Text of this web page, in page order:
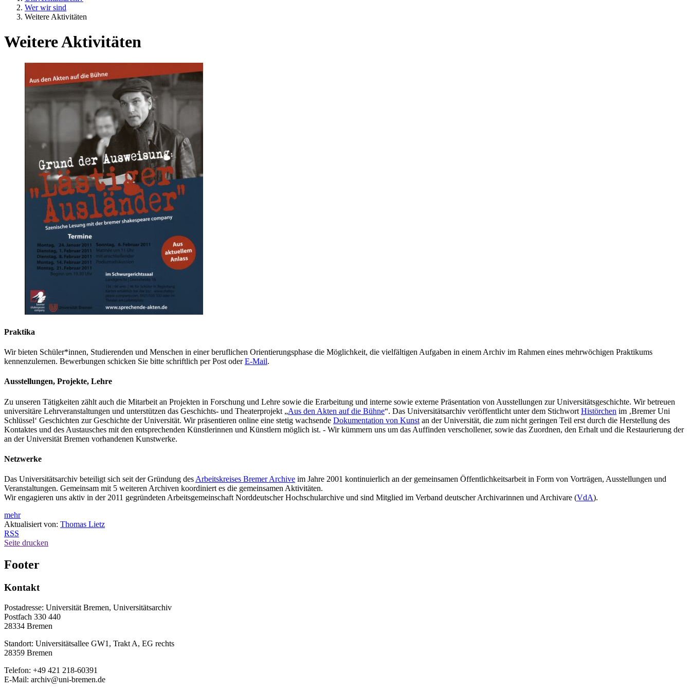
Wer wir sind
Weitere Aktivitäten
Weitere Aktivitäten
Praktika
Wir bieten Schüler*innen, Studierenden und Menschen in einer beruflichen Orientierungsphase die Möglichkeit, die vielfältigen Aufgaben in einem Archiv im Rahmen eines mehrwöchigen Praktikums
kennenzulernen. Bewerbungen schicken Sie bitte schriftlich per Post oderE-Mail.
Ausstellungen, Projekte, Lehre
Zu unseren Tätigkeiten zählt auch die Mitarbeit an Projekten in Forschung und Lehre sowie die Erarbeitung und interne sowie externe Präsentation von Ausstellungen zur Universitätsgeschichte. Wir betreuen
universitäre Lehrveranstaltungen und unterstützen das Geschichts- und Theaterprojekt „Aus den Akten auf die Bühne“. Das Universitätsarchiv veröffentlicht unter dem Stichwort Histörchen im ‚Bremer Uni
Schlüssel‘ Geschichten zur Geschichte der Universität. Wir präsentieren online eine stetig wachsende Dokumentation von Kunst an der Universität, die zum nicht geringen Teil erst durch die Herstellung des
Kontaktes und des Austausches mit den entsprechenden Künstlerinnen und Künstlern möglich ist. - Wir kümmern uns um das Auffinden verschollener, sowie das Zuordnen, den Erhalt und die Restaurierung der
an der Universität Bremen vorhandenen Kunstwerke.
Netzwerke
Das Universitätsarchiv beteiligt sich seit der Gründung des Arbeitskreises Bremer Archive im Jahre 2001 kontinuierlich an der gemeinsamen Öffentlichkeitsarbeit in Form von Vorträgen, Ausstellungen und
Veranstaltungen. Gemeinsam mit 5 weiteren Archiven koordiniert es die gemeinsamen Aktivitäten.
Wir engagieren uns aktiv in der 2011 gegründeten Arbeitsgemeinschaft Norddeutscher Hochschularchive und sind Mitglied im Verband deutscher Archivarinnen und Archivare (VdA).
mehr
Aktualisiert von: Thomas Lietz
RSS
Seite drucken
Footer
Kontakt
Postadresse: Universität Bremen, Universitätsarchiv
Postfach 330 440
28334 Bremen
Standort: Universitätsallee GW1, Trakt A, EG rechts
28359 Bremen
Telefon: +49 421 218-60391
E-Mail: archiv@uni-bremen.de